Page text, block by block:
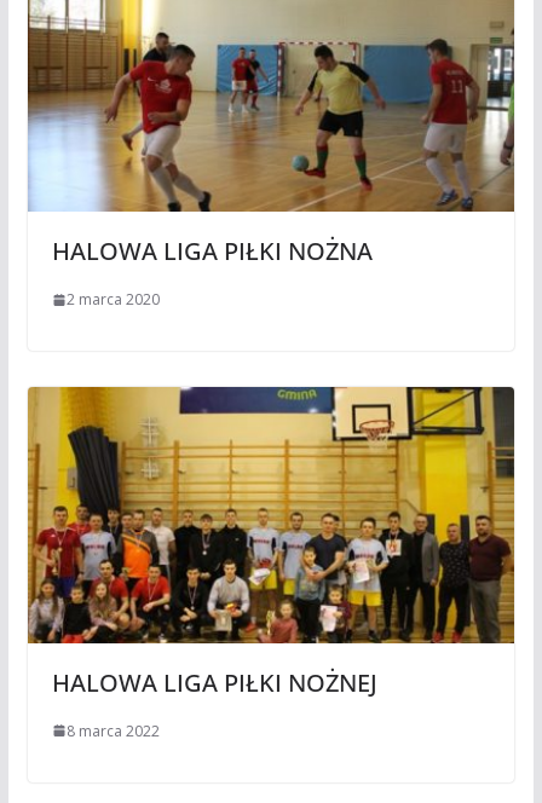
HALOWA LIGA PIŁKI NOŻNA
2 marca 2020
HALOWA LIGA PIŁKI NOŻNEJ
8 marca 2022